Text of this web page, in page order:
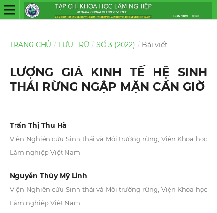
TRANG CHỦ / LƯU TRỮ / SỐ 3 (2022) / Bài viết
LƯỢNG GIÁ KINH TẾ HỆ SINH
THÁI RỪNG NGẬP MẶN CẦN GIỜ
Trần Thị Thu Hà
Viện Nghiên cứu Sinh thái và Môi trường rừng, Viện Khoa học
Lâm nghiệp Việt Nam
Nguyễn Thùy Mỹ Linh
Viện Nghiên cứu Sinh thái và Môi trường rừng, Viện Khoa học
Lâm nghiệp Việt Nam